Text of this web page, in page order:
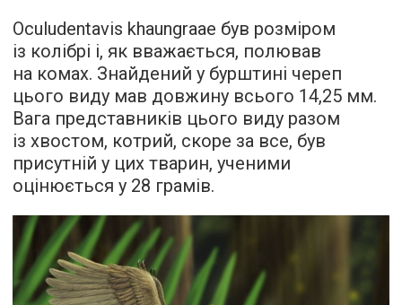
Oculudentavis khaungraae був розміром
із колібрі і, як вважається, полював
на комах. Знайдений у бурштині череп
цього виду мав довжину всього 14,25 мм.
Вага представників цього виду разом
із хвостом, котрий, скоре за все, був
присутній у цих тварин, ученими
оцінюється у 28 грамів.